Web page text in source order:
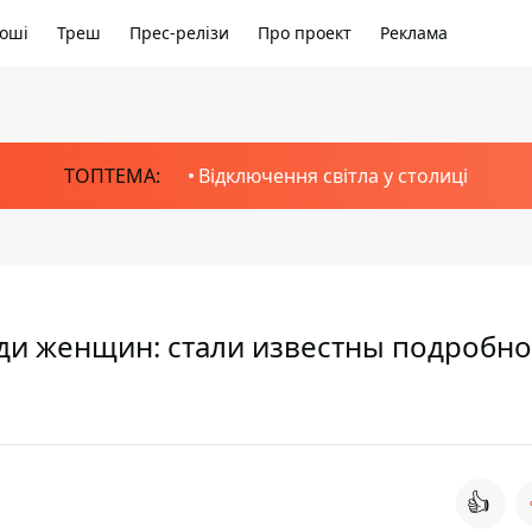
Треш Прес-релізи Про проект Реклама
ТОПТЕМА: Відключення світла у столиці
женщин: стали известны
👍